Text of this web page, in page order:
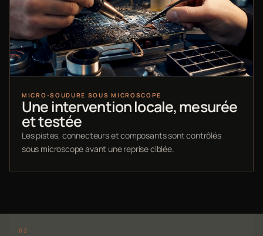
MICRO-SOUDURE SOUS MICROSCOPE
Une intervention locale, mesurée
et testée
Les pistes, connecteurs et composants sont contrôlés
sous microscope avant une reprise ciblée.